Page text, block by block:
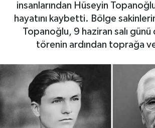
insanlarından Hüseyin
hayatını kaybetti. Bölge
Topanoğlu, 9 haziran salı günü
törenin ardından toprağa
GÜNDEM
MAGAZİN
SAĞLIK
EĞİTİM
BÖLGE
Son Dakika Haberleri
Haber Arşivi